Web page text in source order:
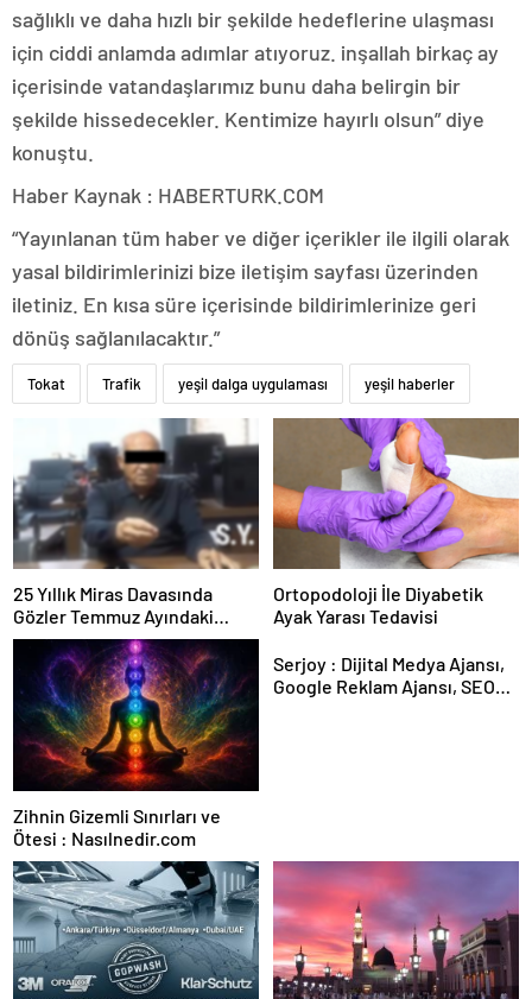
sağlıklı ve daha hızlı bir şekilde hedeflerine ulaşması
için ciddi anlamda adımlar atıyoruz. inşallah birkaç ay
içerisinde vatandaşlarımız bunu daha belirgin bir
şekilde hissedecekler. Kentimize hayırlı olsun” diye
konuştu.
Haber Kaynak : HABERTURK.COM
“Yayınlanan tüm haber ve diğer içerikler ile ilgili olarak
yasal bildirimlerinizi bize iletişim sayfası üzerinden
iletiniz. En kısa süre içerisinde bildirimlerinize geri
dönüş sağlanılacaktır.”
Tokat Trafik yeşil dalga uygulaması yeşil haberler
25 Yıllık Miras Davasında
Gözler Temmuz Ayındaki
Karar Duruşmasına Çevrildi
Ortopodoloji İle Diyabetik
Ayak Yarası Tedavisi
Zihnin Gizemli Sınırları ve
Ötesi : Nasılnedir.com
Serjoy : Dijital Medya Ajansı,
Google Reklam Ajansı, SEO